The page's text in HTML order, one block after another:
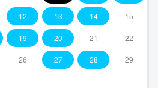
12 13 14 15
19 20 21 22
26 27 28 29